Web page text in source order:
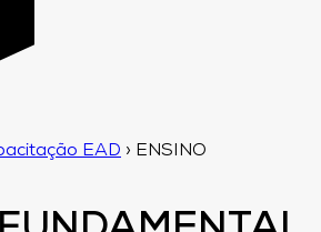
EAD › ENSINO